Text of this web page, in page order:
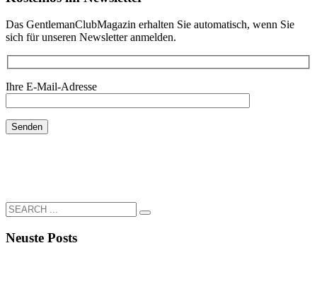
Neuste Posts
Ein Aktenkoffer, der seinesgleichen sucht!
Der letzte Knopf der Weste
Ladies and Gentlemen, der heutige Beitrag behan...